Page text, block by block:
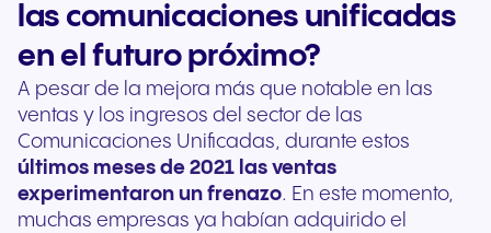
las comunicaciones unificadas
en el futuro próximo?
A pesar de la mejora más que notable en las
ventas y los ingresos del sector de las
Comunicaciones Unificadas, durante estos
últimos meses de 2021 las ventas
experimentaron un frenazo. En este momento,
muchas empresas ya habían adquirido el